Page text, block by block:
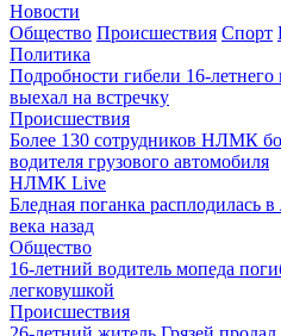
Новости
Общество Происшествия Спорт
Политика
Подробности гибели 16-
выехал на встречку
Происшествия
Более 130 сотрудников НЛМК
водителя грузового автомобиля
НЛМК Live
Бледная поганка расплодилась
века назад
Общество
16-летний водитель мопеда
легковушкой
Происшествия